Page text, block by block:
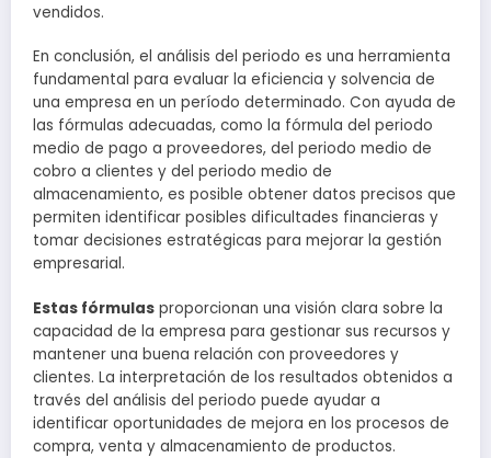
vendidos.
En conclusión, el análisis del periodo es una herramienta
fundamental para evaluar la eficiencia y solvencia de
una empresa en un período determinado. Con ayuda de
las fórmulas adecuadas, como la fórmula del periodo
medio de pago a proveedores, del periodo medio de
cobro a clientes y del periodo medio de
almacenamiento, es posible obtener datos precisos que
permiten identificar posibles dificultades financieras y
tomar decisiones estratégicas para mejorar la gestión
empresarial.
Estas fórmulas proporcionan una visión clara sobre la
capacidad de la empresa para gestionar sus recursos y
mantener una buena relación con proveedores y
clientes. La interpretación de los resultados obtenidos a
través del análisis del periodo puede ayudar a
identificar oportunidades de mejora en los procesos de
compra, venta y almacenamiento de productos.